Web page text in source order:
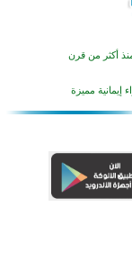
من العمل والعطاء
في أزناكاييف